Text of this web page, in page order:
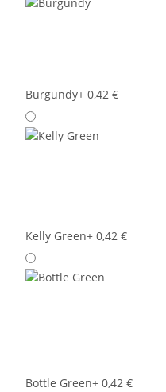
Burgundy+ 0,42 €
Kelly Green+ 0,42 €
Bottle Green+ 0,42 €